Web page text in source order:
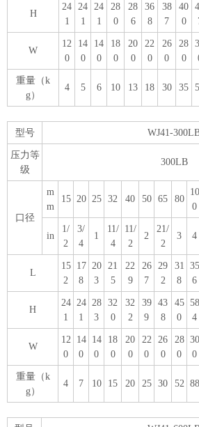
H
24
1
24
1
24
1
28
0
28
6
36
8
38
7
40
0
W
12
0
14
0
14
0
18
0
20
0
22
0
26
0
28
0
重量（k
g）
4 5 6 10 13 18 30 35
型号 WJ41-
压力等
级
300LB
口径
m
m
15 20 25 32 40 50 65 80
10
0
in
1/
2
3/
4
1
11/
4
11/
2
2
21/
2
3 4
L
15
2
17
8
20
3
21
5
22
9
26
7
29
2
31
8
35
6
H
24
1
24
1
28
3
32
0
32
2
39
9
43
8
45
0
58
4
W
12
0
14
0
14
0
18
0
20
0
22
0
26
0
28
0
30
0
重量（k
g）
4 7 10 15 20 25 30 52 88